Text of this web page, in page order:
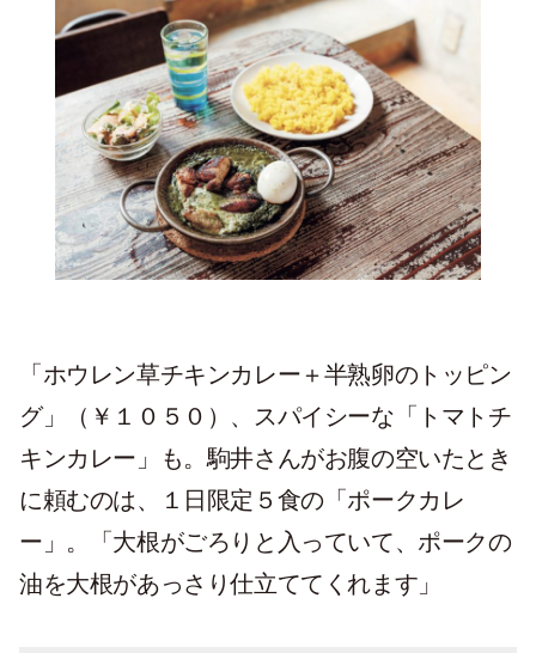
「ホウレン草チキンカレー＋半熟卵のトッピン
グ」（￥１０５０）、スパイシーな「トマトチ
キンカレー」も。駒井さんがお腹の空いたとき
に頼むのは、１日限定５食の「ポークカレ
ー」。「大根がごろりと入っていて、ポークの
油を大根があっさり仕立ててくれます」